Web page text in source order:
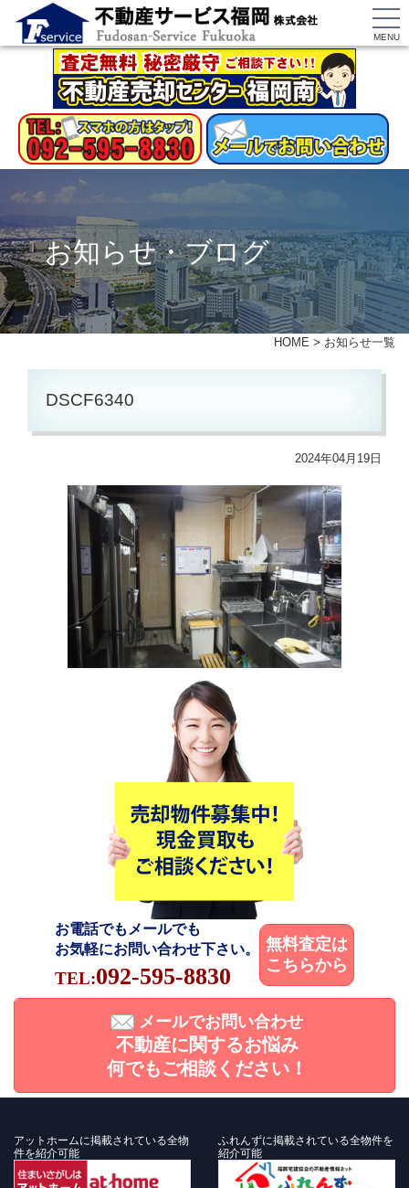
MENU
お知らせ・ブログ
HOME > お知らせ一覧
DSCF6340
2024年04月19日
お電話でもメールでも
お気軽にお問い合わせ下さい。
TEL:092-595-8830
無料査定は
こちらから
メールでお問い合わせ
不動産に関するお悩み
何でもご相談ください！
アットホームに掲載されている全物
件を紹介可能
ふれんずに掲載されている全物件を
紹介可能